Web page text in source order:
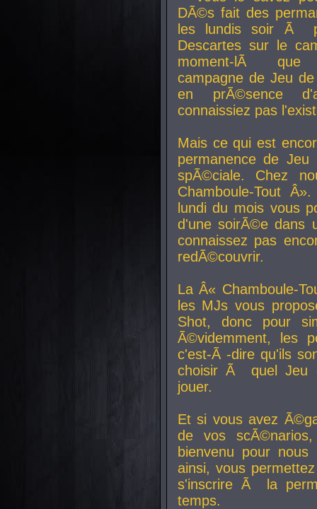
DÃ©s fait des
les lundis soir Ã
Descartes sur le
moment-lÃ que
campagne de Jeu
en prÃ©sence
connaissiez pas
Mais ce qui est
permanence de
spÃ©ciale. Chez
Chamboule-Tout
lundi du mois vous
d'une soirÃ©e dans
connaissez pas
redÃ©couvrir.
La Â« Chamboule-
les MJs vous
Shot, donc pour
Ã©videmment, les
c'est-Ã -dire qu'ils
choisir Ã quel Jeu
jouer.
Et si vous avez
de vos
bienvenu pour
ainsi, vous
s'inscrire Ã la
temps.